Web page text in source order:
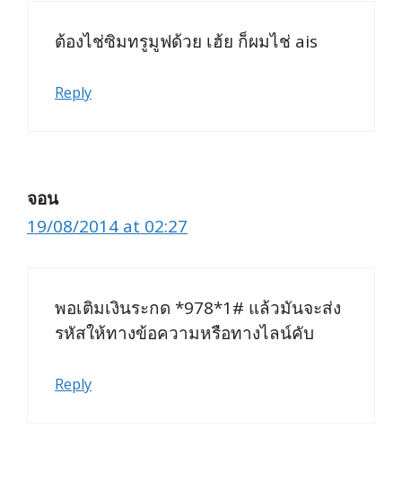
ต้องไช่ซิมทรูมูฟด้วย เฮ้ย ก็ผมไช่ ais
Reply
จอน
19/08/2014 at 02:27
พอเติมเงินระกด *978*1# แล้วมันจะส่ง
รหัสให้ทางข้อความหรือทางไลน์คับ
Reply